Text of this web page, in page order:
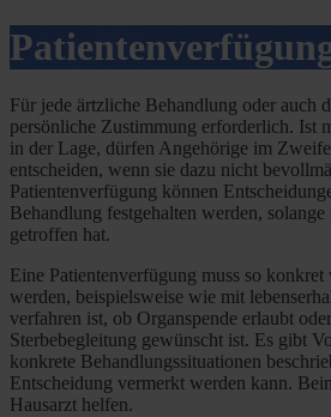
Für jede ärtzliche Behandlung oder auch
persönliche Zustimmung erforderlich. Ist
in der Lage, dürfen Angehörige im
entscheiden, wenn sie dazu nicht
Patientenverfügung können
Behandlung festgehalten werden, solange
getroffen hat.
Eine Patientenverfügung muss so
werden, beispielsweise wie mit
verfahren ist, ob Organspende erlaubt
Sterbebegleitung gewünscht ist. Es gibt
konkrete Behandlungssituationen
Entscheidung vermerkt werden kann.
Hausarzt helfen.